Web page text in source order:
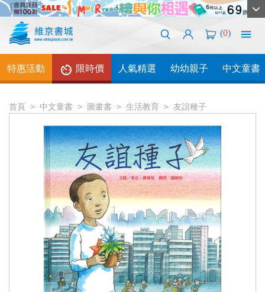
(0)
特惠活動 限時價 人氣精選 幼幼親子 中文童書
首頁 中文童書 圖畫書 生活教育 友誼種子